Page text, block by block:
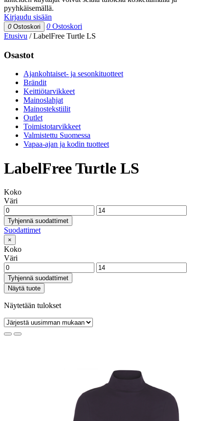
pyyhkäisemällä.
Kirjaudu sisään
0 Ostoskori 0 Ostoskori
Etusivu /LabelFree Turtle LS
Osastot
Ajankohtaiset- ja sesonkituotteet
Brändit
Keittiötarvikkeet
Mainoslahjat
Mainostekstiilit
Outlet
Toimistotarvikkeet
Valmistettu Suomessa
Vapaa-ajan ja kodin tuotteet
LabelFree Turtle LS
Koko
Väri
Tyhjennä suodattimet
Suodattimet
×
Koko
Väri
Tyhjennä suodattimet
Näytä tuote
Näytetään tulokset